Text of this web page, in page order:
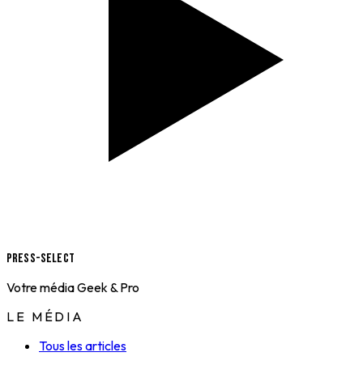
Press-Select
Votre média Geek & Pro
LE MÉDIA
Tous les articles